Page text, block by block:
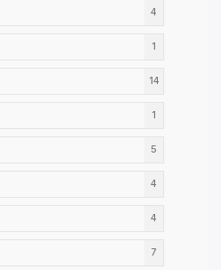
4
1
14
1
5
4
4
7